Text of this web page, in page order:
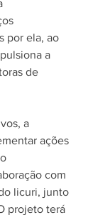
por ela, ao
a
de
a
ações
com
licuri, junto
projeto terá